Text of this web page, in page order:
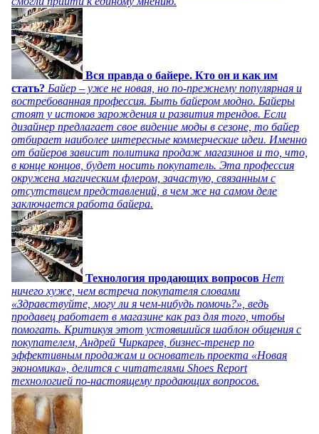
Вся правда о байере. Кто он и как им
стать? Байер – уже не новая, но по-прежнему популярная и
востребованная профессия. Быть байером модно. Байеры
стоят у истоков зарождения и развития трендов. Если
дизайнер предлагает свое видение моды в сезоне, то байер
отбирает наиболее интересные коммерческие идеи. Именно
от байеров зависит политика продаж магазинов и то, что,
в конце концов, будет носить покупатель. Эта профессия
окружена магическим флером, зачастую, связанным с
отсутствием представлений, в чем же на самом деле
заключается работа байера.
Технология продающих вопросов Нет
ничего хуже, чем встреча покупателя словами
«Здравствуйте, могу ли я чем-нибудь помочь?», ведь
продавец работает в магазине как раз для того, чтобы
помогать. Критикуя этот устоявшийся шаблон общения с
покупателем, Андрей Чиркарев, бизнес-тренер по
эффективным продажам и основатель проекта «Новая
экономика», делится с читателями Shoes Report
технологией по-настоящему продающих вопросов.